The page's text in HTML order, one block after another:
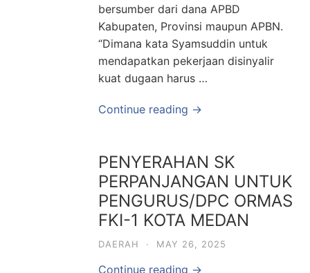
bersumber dari dana APBD
Kabupaten, Provinsi maupun APBN.
“Dimana kata Syamsuddin untuk
mendapatkan pekerjaan disinyalir
kuat dugaan harus …
Continue reading →
PENYERAHAN SK
PERPANJANGAN UNTUK
PENGURUS/DPC ORMAS
FKI-1 KOTA MEDAN
DAERAH · MAY 26, 2025
Continue reading →